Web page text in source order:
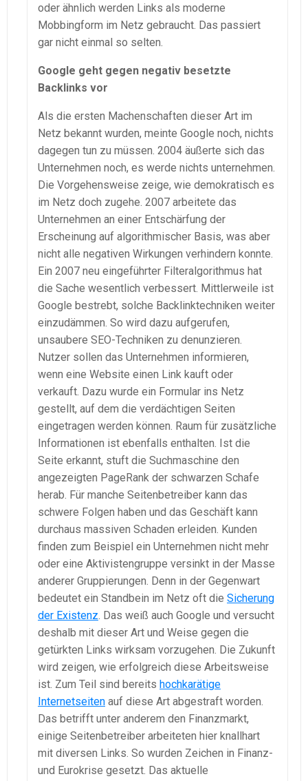
oder ähnlich werden Links als moderne
Mobbingform im Netz gebraucht. Das passiert
gar nicht einmal so selten.
Google geht gegen negativ besetzte
Backlinks vor
Als die ersten Machenschaften dieser Art im
Netz bekannt wurden, meinte Google noch, nichts
dagegen tun zu müssen. 2004 äußerte sich das
Unternehmen noch, es werde nichts unternehmen.
Die Vorgehensweise zeige, wie demokratisch es
im Netz doch zugehe. 2007 arbeitete das
Unternehmen an einer Entschärfung der
Erscheinung auf algorithmischer Basis, was aber
nicht alle negativen Wirkungen verhindern konnte.
Ein 2007 neu eingeführter Filteralgorithmus hat
die Sache wesentlich verbessert. Mittlerweile ist
Google bestrebt, solche Backlinktechniken weiter
einzudämmen. So wird dazu aufgerufen,
unsaubere SEO-Techniken zu denunzieren.
Nutzer sollen das Unternehmen informieren,
wenn eine Website einen Link kauft oder
verkauft. Dazu wurde ein Formular ins Netz
gestellt, auf dem die verdächtigen Seiten
eingetragen werden können. Raum für zusätzliche
Informationen ist ebenfalls enthalten. Ist die
Seite erkannt, stuft die Suchmaschine den
angezeigten PageRank der schwarzen Schafe
herab. Für manche Seitenbetreiber kann das
schwere Folgen haben und das Geschäft kann
durchaus massiven Schaden erleiden. Kunden
finden zum Beispiel ein Unternehmen nicht mehr
oder eine Aktivistengruppe versinkt in der Masse
anderer Gruppierungen. Denn in der Gegenwart
bedeutet ein Standbein im Netz oft die Sicherung
der Existenz. Das weiß auch Google und versucht
deshalb mit dieser Art und Weise gegen die
getürkten Links wirksam vorzugehen. Die Zukunft
wird zeigen, wie erfolgreich diese Arbeitsweise
ist. Zum Teil sind bereits hochkarätige
Internetseiten auf diese Art abgestraft worden.
Das betrifft unter anderem den Finanzmarkt,
einige Seitenbetreiber arbeiteten hier knallhart
mit diversen Links. So wurden Zeichen in Finanz-
und Eurokrise gesetzt. Das aktuelle